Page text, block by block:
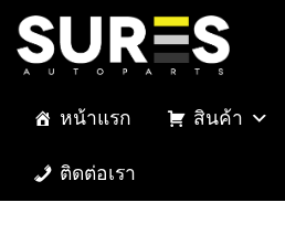
Skip
content
หน้าแรก สินค้า
ติดต่อเรา